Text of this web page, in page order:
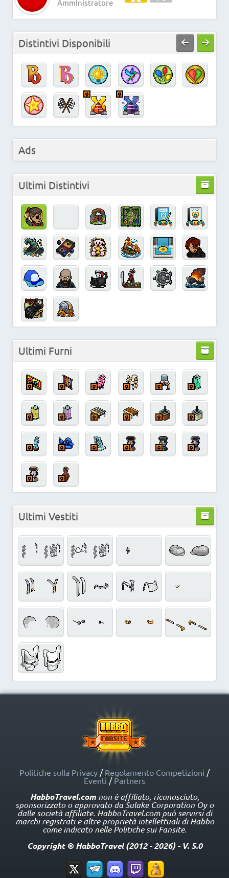
Amministratore
Distintivi Disponibili
Ads
Ultimi Distintivi
Ultimi Furni
Ultimi Vestiti
Politiche sulla Privacy / Regolamento Competizioni /
Eventi / Partners
HabboTravel.comnon è affiliato, riconosciuto,
sponsorizzato o approvato da Sulake Corporation Oy o
dalle società affiliate. HabboTravel.com può servirsi di
marchi registrati e altre proprietà intellettuali di Habbo
come indicato nelle Politiche sui Fansite.
Copyright © HabboTravel (2012 - 2026) - V. 5.0